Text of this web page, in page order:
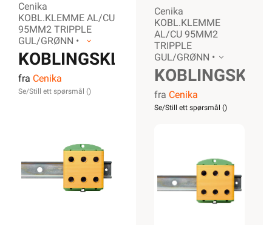
Cenika
KOBL.KLEMME AL/CU
95MM2 TRIPPLE
GUL/GRØNN •
KOBLINGSKLEMME
AL/CU
GUL/GRØNN
fra Cenika
Se/Still ett spørsmål ()
Cenika
KOBL.KLEMME
AL/CU 95MM2
TRIPPLE
GUL/GRØNN •
AL/CU
GUL/GRØNN
fra Cenika
Se/Still ett spørsmål ()